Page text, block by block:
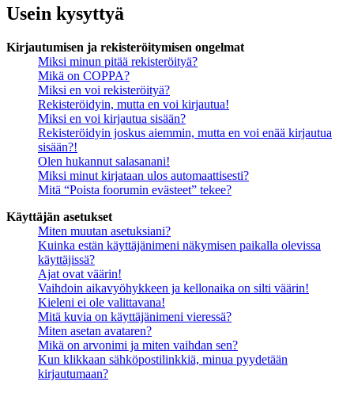
Usein kysyttyä
Kirjautumisen ja rekisteröitymisen ongelmat
Miksi minun pitää rekisteröityä?
Mikä on COPPA?
Miksi en voi rekisteröityä?
Rekisteröidyin, mutta en voi kirjautua!
Miksi en voi kirjautua sisään?
Rekisteröidyin joskus aiemmin, mutta en voi enää kirjautua
sisään?!
Olen hukannut salasanani!
Miksi minut kirjataan ulos automaattisesti?
Mitä “Poista foorumin evästeet” tekee?
Käyttäjän asetukset
Miten muutan asetuksiani?
Kuinka estän käyttäjänimeni näkymisen paikalla olevissa
käyttäjissä?
Ajat ovat väärin!
Vaihdoin aikavyöhykkeen ja kellonaika on silti väärin!
Kieleni ei ole valittavana!
Mitä kuvia on käyttäjänimeni vieressä?
Miten asetan avataren?
Mikä on arvonimi ja miten vaihdan sen?
Kun klikkaan sähköpostilinkkiä, minua pyydetään
kirjautumaan?